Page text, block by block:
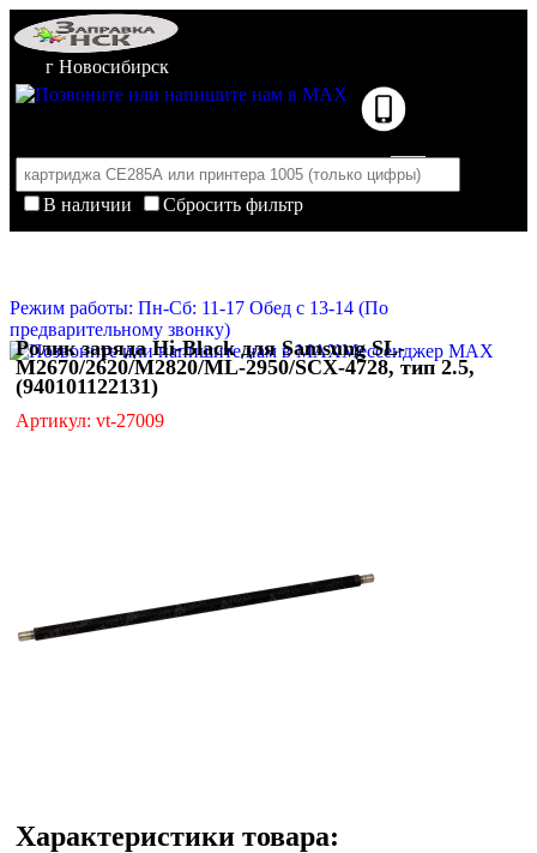
г Новосибирск
В наличии
Сбросить фильтр
Корзина пуста
Режим работы: Пн-Сб: 11-17 Обед с 13-14 (По
предварительному звонку)
Мессенджер MAX
Ролик заряда Hi-Black для Samsung SL-
M2670/2620/M2820/ML-2950/SCX-4728, тип 2.5,
(940101122131)
Артикул: vt-27009
Характеристики товара: